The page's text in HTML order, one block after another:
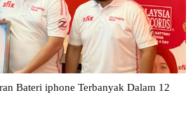
Bateri iphone Terbanyak Dalam 12